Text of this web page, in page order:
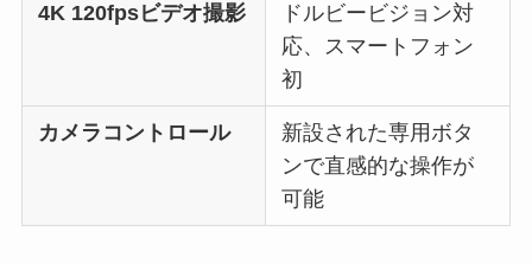
4K 120fpsビデオ撮影
ドルビービジョン対
応、スマートフォン
初
カメラコントロール
新設された専用ボタ
ンで直感的な操作が
可能